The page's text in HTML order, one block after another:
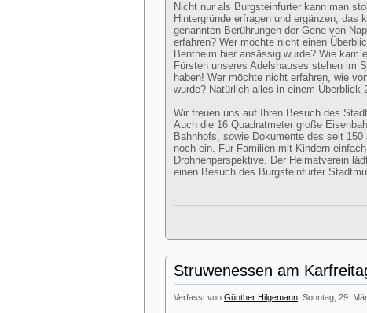
Nicht nur als Burgsteinfurter kann man
Hintergründe erfragen und ergänzen,
genannten Berührungen der Gene von
erfahren? Wer möchte nicht einen
Bentheim hier ansässig wurde? Wie
Fürsten unseres Adelshauses stehen im
haben! Wer möchte nicht erfahren, wie
wurde? Natürlich alles in einem Überblick
Wir freuen uns auf Ihren Besuch des
Auch die 16 Quadratmeter große
Bahnhofs, sowie Dokumente des seit
noch ein. Für Familien mit Kindern
Drohnenperspektive. Der Heimatverein
einen Besuch des Burgsteinfurter
Struwenessen am
Verfasst von Günther Hilgemann , Sonntag, 29.